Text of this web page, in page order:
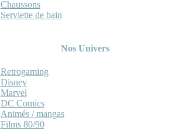
Chaussons
Serviette de bain
Nos Univers
Retrogaming
Disney
Marvel
DC Comics
Animés / mangas
Films 80/90